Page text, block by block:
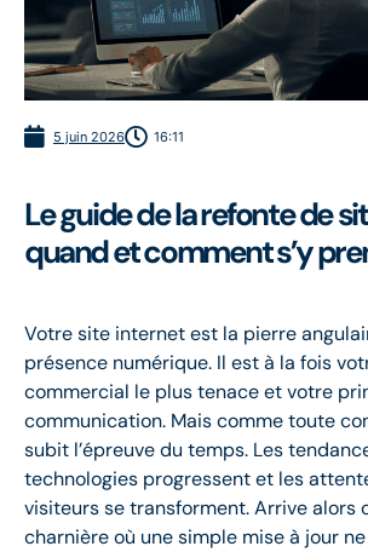
5 juin 2026 16:11
Le guide de la refonte de
quand et comment s’y
Votre site internet est la pierre
présence numérique. Il est à la fois
commercial le plus tenace et votre
communication. Mais comme toute
subit l’épreuve du temps. Les
technologies progressent et les
visiteurs se transforment. Arrive alors
charnière où une simple mise à jour